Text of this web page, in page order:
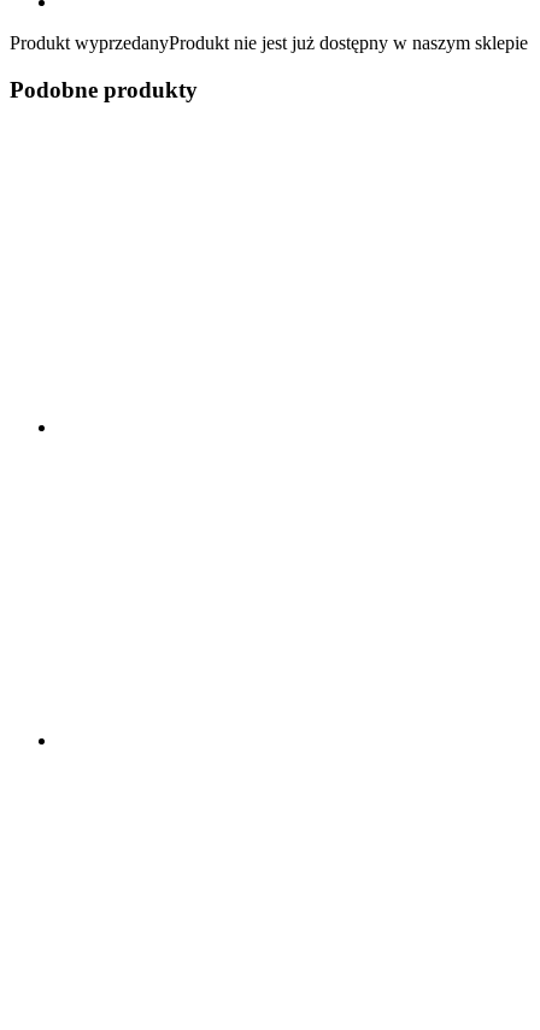
Produkt wyprzedanyProdukt nie jest już dostępny w naszym sklepie
Podobne produkty